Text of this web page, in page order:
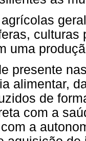
uma
presente
alimentar,
de
com a
a